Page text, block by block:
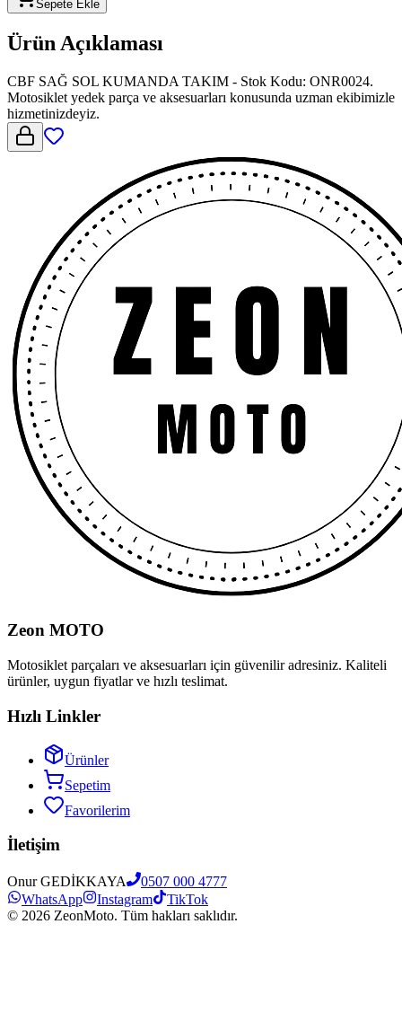
Sepete Ekle
Ürün Açıklaması
CBF SAĞ SOL KUMANDA TAKIM - Stok Kodu: ONR0024.
Motosiklet yedek parça ve aksesuarları konusunda uzman ekibimizle
hizmetinizdeyiz.
Zeon MOTO
Motosiklet parçaları ve aksesuarları için güvenilir adresiniz. Kaliteli
ürünler, uygun fiyatlar ve hızlı teslimat.
Hızlı Linkler
Ürünler
Sepetim
Favorilerim
İletişim
Onur GEDİKKAYA
0507 000 4777
WhatsApp
Instagram
TikTok
© 2026 ZeonMoto. Tüm hakları saklıdır.